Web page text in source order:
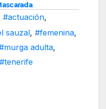
#actuación,
sauzal, #femenina,
adulta,
#tenerife